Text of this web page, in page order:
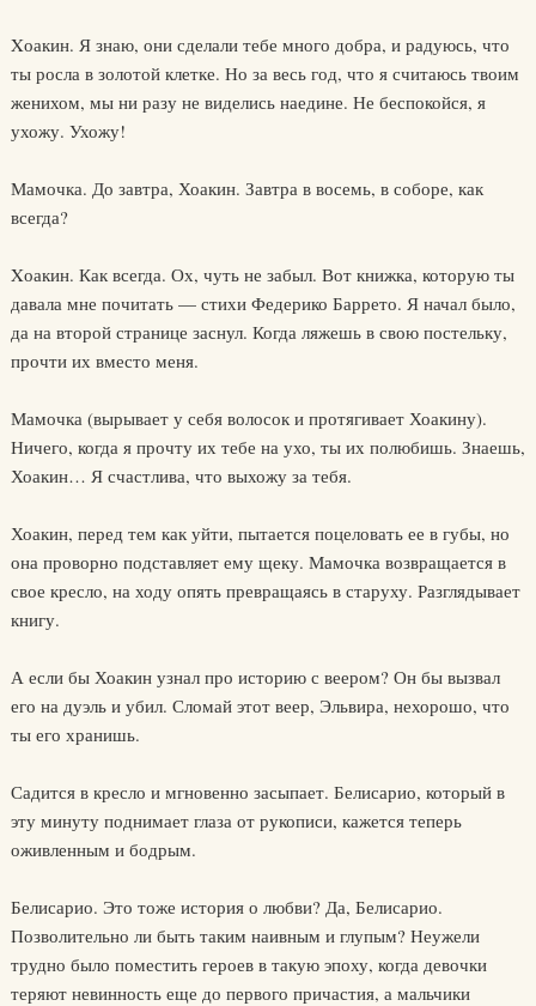
Xоакин. Я знаю, они сделали тебе много добра, и радуюсь, что
ты росла в золотой клетке. Но за весь год, что я считаюсь твоим
женихом, мы ни разу не виделись наедине. Не беспокойся, я
ухожу. Ухожу!
Мамочка. До завтра, Хоакин. Завтра в восемь, в соборе, как
всегда?
Xоакин. Как всегда. Ох, чуть не забыл. Вот книжка, которую ты
давала мне почитать — стихи Федерико Баррето. Я начал было,
да на второй странице заснул. Когда ляжешь в свою постельку,
прочти их вместо меня.
Мамочка (вырывает у себя волосок и протягивает Хоакину).
Ничего, когда я прочту их тебе на ухо, ты их полюбишь. Знаешь,
Хоакин… Я счастлива, что выхожу за тебя.
Хоакин, перед тем как уйти, пытается поцеловать ее в губы, но
она проворно подставляет ему щеку. Мамочка возвращается в
свое кресло, на ходу опять превращаясь в старуху. Разглядывает
книгу.
А если бы Хоакин узнал про историю с веером? Он бы вызвал
его на дуэль и убил. Сломай этот веер, Эльвира, нехорошо, что
ты его хранишь.
Садится в кресло и мгновенно засыпает. Белисарио, который в
эту минуту поднимает глаза от рукописи, кажется теперь
оживленным и бодрым.
Белисарио. Это тоже история о любви? Да, Белисарио.
Позволительно ли быть таким наивным и глупым? Неужели
трудно было поместить героев в такую эпоху, когда девочки
теряют невинность еще до первого причастия, а мальчики